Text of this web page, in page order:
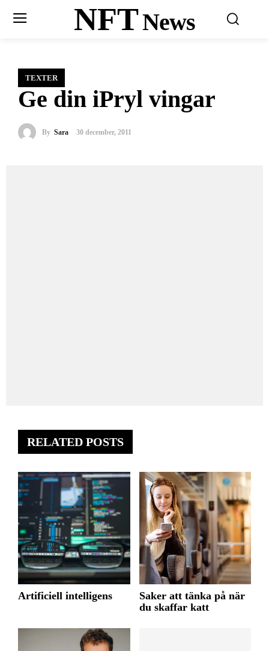
NFTNews
TEXTER
Ge din iPryl vingar
By Sara 30 december, 2011
RELATED POSTS
Artificiell intelligens
Saker att tänka på när
du skaffar katt